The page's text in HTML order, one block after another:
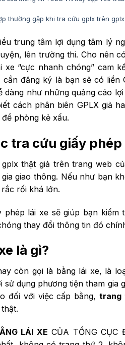
thường gặp khi tra cứu gplx trên
trung tâm lợi dụng tâm lý
lên trường thi. Cho nên
xe “cực nhanh chóng” cam
đăng ký là bạn sẽ có
dàng như những quảng cáo
cách phân biên GPLX giả
phòng kẻ xấu.
tra cứu giấy phép
thật giả trên trang web
giao thông. Nếu như bạn
rối khá lớn.
phép lái xe sẽ giúp bạn
thay đổi thông tin đó
là gì?
còn gọi là bằng lái xe, là
dụng phương tiện tham gia
đối với việc cấp bằng,trang
LÁI XE CỦA TỔNG